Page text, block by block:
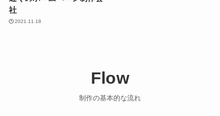
社
2021.11.18
Flow
制作の基本的な流れ